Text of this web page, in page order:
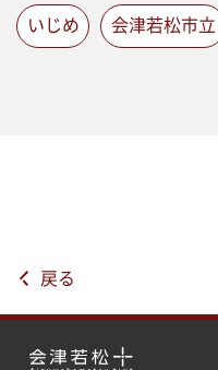
いじめ 会津若松市立
戻る